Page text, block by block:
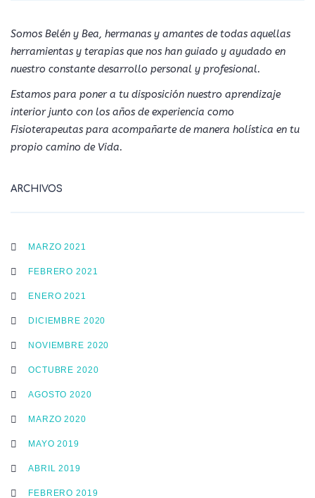
Somos Belén y Bea, hermanas y amantes de todas aquellas
herramientas y terapias que nos han guiado y ayudado en
nuestro constante desarrollo personal y profesional.
Estamos para poner a tu disposición nuestro aprendizaje
interior junto con los años de experiencia como
Fisioterapeutas para acompañarte de manera holística en tu
propio camino de Vida.
ARCHIVOS
MARZO 2021
FEBRERO 2021
ENERO 2021
DICIEMBRE 2020
NOVIEMBRE 2020
OCTUBRE 2020
AGOSTO 2020
MARZO 2020
MAYO 2019
ABRIL 2019
FEBRERO 2019